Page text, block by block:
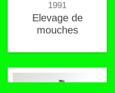
1991
Elevage de
mouches